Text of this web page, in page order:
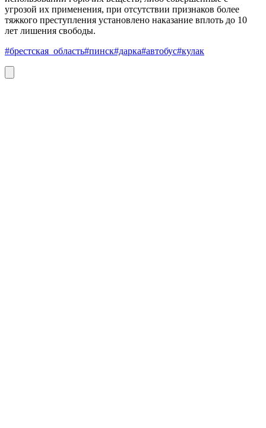
угрозой их применения, при отсутствии признаков более
тяжкого преступления установлено наказание вплоть до 10
лет лишения свободы.
#брестская_область#пинск#дарка#автобус#кулак